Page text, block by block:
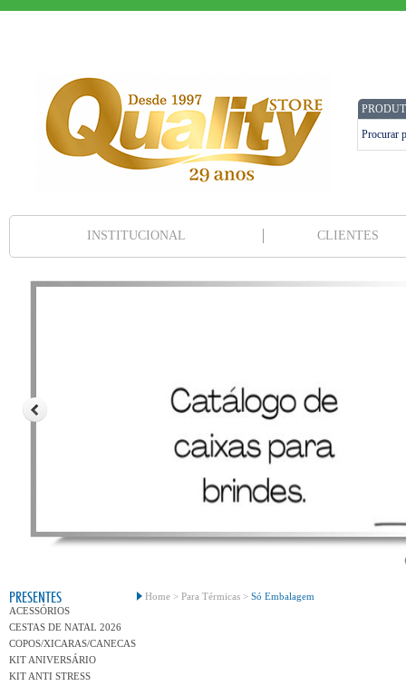
INSTITUCIONAL CLIENTES
PRESENTES
ACESSÓRIOS
CESTAS DE NATAL 2026
COPOS/XICARAS/CANECAS
KIT ANIVERSÁRIO
KIT ANTI STRESS
Home > Para Térmicas > Só Embalagem